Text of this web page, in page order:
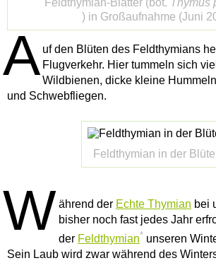
) in Großaufnahme (Juni
A uf den Blüten des Feldthymians
Flugverkehr. Hier tummeln sich
Wildbienen, dicke kleine
und Schwebfliegen.
Feldthymian in der Blüte
W ährend der Echte Thymian bei
bisher noch fast jedes Jahr
der Feldthymian* unseren
Sein Laub wird zwar während des